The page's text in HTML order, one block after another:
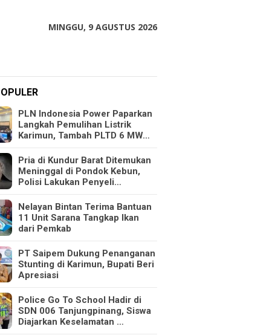
MINGGU, 9 AGUSTUS 2026
PLN Indonesia Power Paparkan
Langkah Pemulihan Listrik
Karimun, Tambah PLTD 6 MW…
Pria di Kundur Barat Ditemukan
Meninggal di Pondok Kebun,
Polisi Lakukan Penyeli…
Nelayan Bintan Terima Bantuan
11 Unit Sarana Tangkap Ikan
dari Pemkab
PT Saipem Dukung Penanganan
Stunting di Karimun, Bupati Beri
Apresiasi
Police Go To School Hadir di
SDN 006 Tanjungpinang, Siswa
Diajarkan Keselamatan …